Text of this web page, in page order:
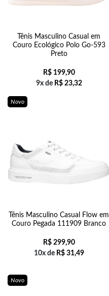
Tênis Masculino Casual em
Couro Ecológico Polo Go-593
Preto
R$199,90
9x de R$23,32
Novo
Tênis Masculino Casual Flow em
Couro Pegada 111909 Branco
R$299,90
10x de R$31,49
Novo